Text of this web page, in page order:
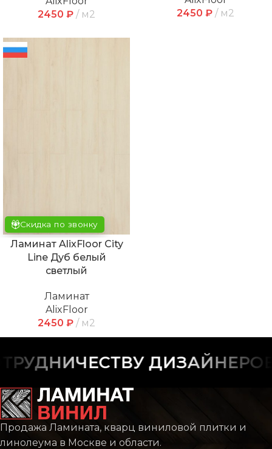
2450 ₽ м2
2450 ₽ м2
Скидка по звонку
Ламинат AlixFloor City
Line Дуб белый
светлый
Ламинат
AlixFloor
2450 ₽ м2
ДИЗАЙНЕРОВ
Продажа Ламината, кварц виниловой плитки и
линолеума в Москве и области.